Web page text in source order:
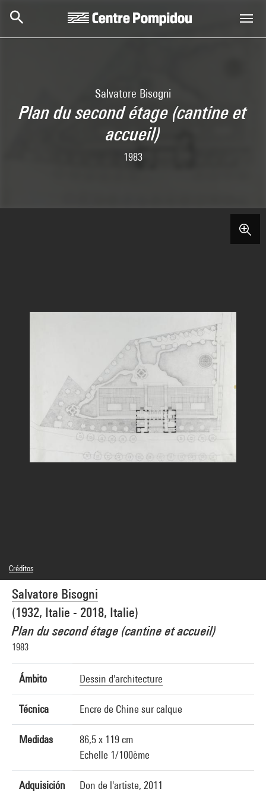
Salvatore Bisogni
Plan du second étage (cantine et
accueil)
1983
Salvatore Bisogni
(1932, Italie - 2018, Italie)
Plan du second étage (cantine et accueil)
1983
Ámbito Dessin d'architecture
Técnica Encre de Chine sur calque
Medidas
86,5 x 119 cm
Echelle 1/100ème
Adquisición Don de l'artiste, 2011
Créditos
© Salvatore Bisogni
Créditos fotográficos : Centre Pompidou, MNAM-CCI/Philippe Migeat/Dist.
GrandPalaisRmn
Referencia de la imagen : 4N25269
Difusión de la imagen :GrandPalaisRmnPhoto